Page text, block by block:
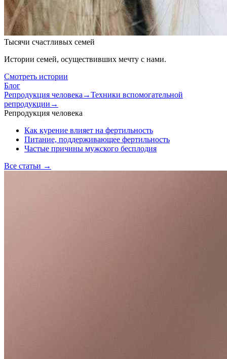
Тысячи счастливых семей
Истории семей, осуществивших мечту с нами.
Смотреть истории
Блог
Репродукция человека →Техники вспомогательной
репродукции →
Репродукция человека
Как курение влияет на фертильность
Питание, поддерживающее фертильность
Частые причины мужского бесплодия
Все статьи →